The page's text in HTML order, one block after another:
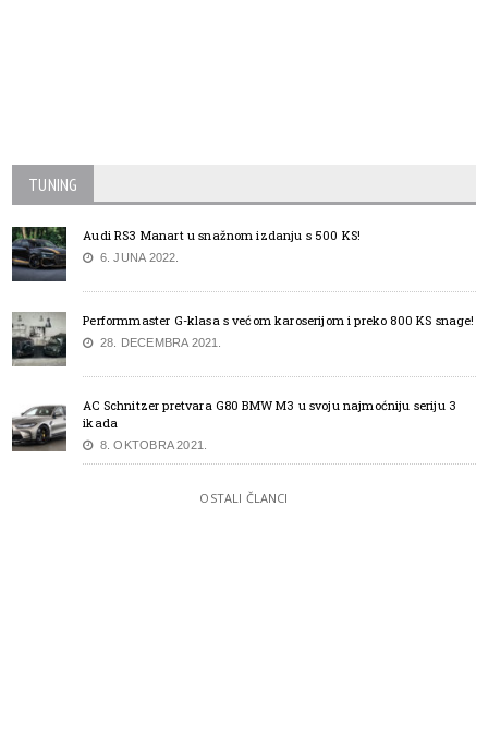
TUNING
Audi RS3 Manart u snažnom izdanju s 500 KS!
6. JUNA 2022.
Performmaster G-klasa s većom karoserijom i preko 800 KS snage!
28. DECEMBRA 2021.
AC Schnitzer pretvara G80 BMW M3 u svoju najmoćniju seriju 3
ikada
8. OKTOBRA 2021.
OSTALI ČLANCI